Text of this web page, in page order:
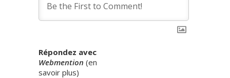
Répondez avec
Webmention (en
savoir plus)